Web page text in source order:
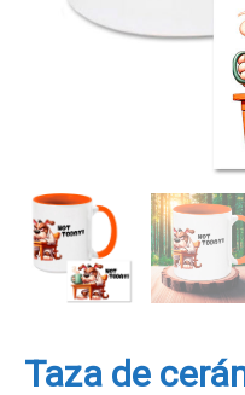
Taza de